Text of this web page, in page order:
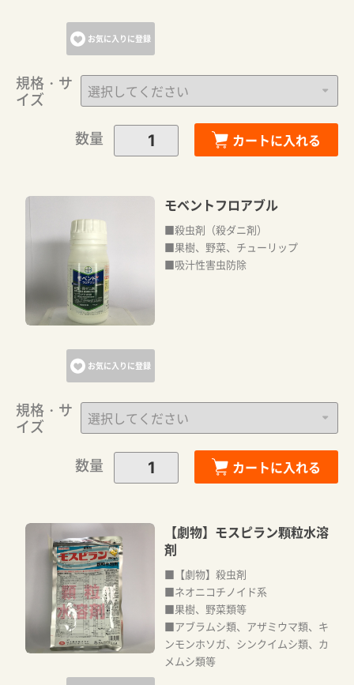
お気に入りに登録
規格・サ
イズ
数量
カートに入れる
お気に入りに登録
モベントフロアブル
■殺虫剤（殺ダニ剤）
■果樹、野菜、チューリップ
■吸汁性害虫防除
規格・サ
イズ
数量
カートに入れる
【劇物】モスピラン顆粒水溶
剤
■【劇物】殺虫剤
■ネオニコチノイド系
■果樹、野菜類等
■アブラムシ類、アザミウマ類、キ
ンモンホソガ、シンクイムシ類、カ
メムシ類等